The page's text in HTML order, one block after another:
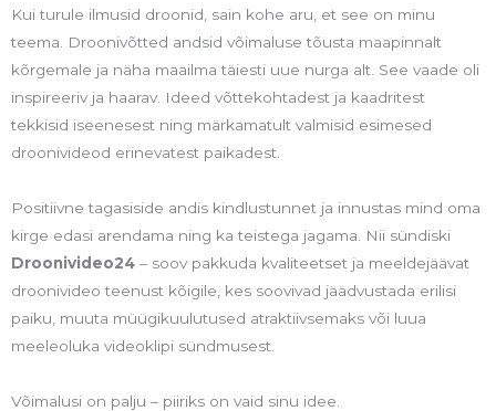
Kui turule ilmusid droonid, sain kohe aru, et see on minu
teema. Droonivõtted andsid võimaluse tõusta maapinnalt
kõrgemale ja näha maailma täiesti uue nurga alt. See vaade oli
inspireeriv ja haarav. Ideed võttekohtadest ja kaadritest
tekkisid iseenesest ning märkamatult valmisid esimesed
droonivideod erinevatest paikadest.
Positiivne tagasiside andis kindlustunnet ja innustas mind oma
kirge edasi arendama ning ka teistega jagama. Nii sündiski
Droonivideo24 – soov pakkuda kvaliteetset ja meeldejäävat
droonivideo teenust kõigile, kes soovivad jäädvustada erilisi
paiku, muuta müügikuulutused atraktiivsemaks või luua
meeleoluka videoklipi sündmusest.
Võimalusi on palju – piiriks on vaid sinu idee.